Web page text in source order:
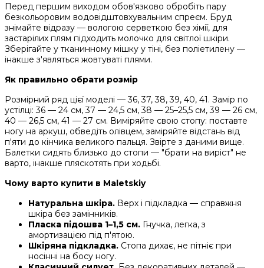
Перед першим виходом обов'язково обробіть пару
безкольоровим водовідштовхувальним спреєм. Бруд
знімайте відразу — вологою серветкою без хімії, для
застарілих плям підходить молочко для світлої шкіри.
Зберігайте у тканинному мішку у тіні, без поліетилену —
інакше з'являться жовтуваті плями.
Як правильно обрати розмір
Розмірний ряд цієї моделі — 36, 37, 38, 39, 40, 41. Замір по
устілці: 36 — 24 см, 37 — 24,5 см, 38 — 25–25,5 см, 39 — 26 см,
40 — 26,5 см, 41 — 27 см. Виміряйте свою стопу: поставте
ногу на аркуш, обведіть олівцем, заміряйте відстань від
п'яти до кінчика великого пальця. Звірте з даними вище.
Балетки сидять близько до стопи — "брати на виріст" не
варто, інакше пляскотять при ходьбі.
Чому варто купити в Maletskiy
Натуральна шкіра. Верх і підкладка — справжня
шкіра без замінників.
Пласка підошва 1–1,5 см. Гнучка, легка, з
амортизацією під п'ятою.
Шкіряна підкладка. Стопа дихає, не пітніє при
носінні на босу ногу.